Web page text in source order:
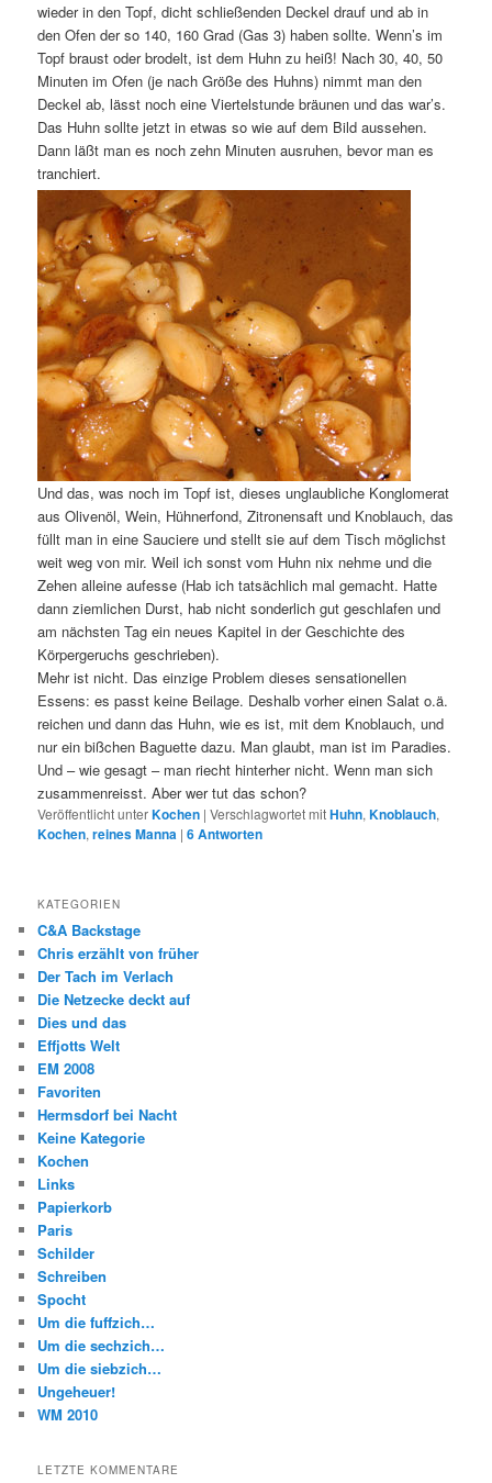
wieder in den Topf, dicht schließenden Deckel drauf und ab in
den Ofen der so 140, 160 Grad (Gas 3) haben sollte. Wenn’s im
Topf braust oder brodelt, ist dem Huhn zu heiß! Nach 30, 40, 50
Minuten im Ofen (je nach Größe des Huhns) nimmt man den
Deckel ab, lässt noch eine Viertelstunde bräunen und das war’s.
Das Huhn sollte jetzt in etwas so wie auf dem Bild aussehen.
Dann läßt man es noch zehn Minuten ausruhen, bevor man es
tranchiert.
Und das, was noch im Topf ist, dieses unglaubliche Konglomerat
aus Olivenöl, Wein, Hühnerfond, Zitronensaft und Knoblauch, das
füllt man in eine Sauciere und stellt sie auf dem Tisch möglichst
weit weg von mir. Weil ich sonst vom Huhn nix nehme und die
Zehen alleine aufesse (Hab ich tatsächlich mal gemacht. Hatte
dann ziemlichen Durst, hab nicht sonderlich gut geschlafen und
am nächsten Tag ein neues Kapitel in der Geschichte des
Körpergeruchs geschrieben).
Mehr ist nicht. Das einzige Problem dieses sensationellen
Essens: es passt keine Beilage. Deshalb vorher einen Salat o.ä.
reichen und dann das Huhn, wie es ist, mit dem Knoblauch, und
nur ein bißchen Baguette dazu. Man glaubt, man ist im Paradies.
Und – wie gesagt – man riecht hinterher nicht. Wenn man sich
zusammenreisst. Aber wer tut das schon?
Veröffentlicht unterKochen |Verschlagwortet mitHuhn,Knoblauch,
Kochen,reines Manna |6Antworten
KATEGORIEN
C&A Backstage
Chris erzählt von früher
Der Tach im Verlach
Die Netzecke deckt auf
Dies und das
Effjotts Welt
EM 2008
Favoriten
Hermsdorf bei Nacht
Keine Kategorie
Kochen
Links
Papierkorb
Paris
Schilder
Schreiben
Spocht
Um die fuffzich…
Um die sechzich…
Um die siebzich…
Ungeheuer!
WM 2010
LETZTE KOMMENTARE